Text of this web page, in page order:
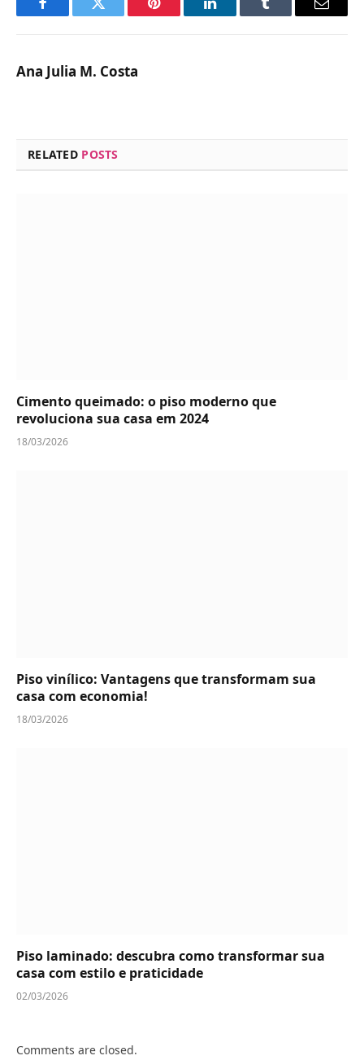
FacebookTwitter Pinterest LinkedInTumblr Email
Ana Julia M. Costa
RELATED POSTS
Cimento queimado: o piso moderno que
revoluciona sua casa em 2024
18/03/2026
Piso vinílico: Vantagens que transformam sua
casa com economia!
18/03/2026
Piso laminado: descubra como transformar sua
casa com estilo e praticidade
02/03/2026
Comments are closed.